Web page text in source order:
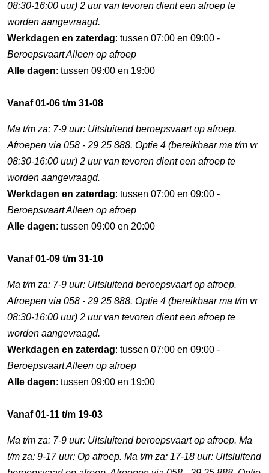
08:30-16:00 uur) 2 uur van tevoren dient een afroep te
worden aangevraagd.
Werkdagen en zaterdag: tussen 07:00 en 09:00 -
Beroepsvaart Alleen op afroep
Alle dagen: tussen 09:00 en 19:00
Vanaf 01-06 t/m 31-08
Ma t/m za: 7-9 uur: Uitsluitend beroepsvaart op afroep.
Afroepen via 058 - 29 25 888. Optie 4 (bereikbaar ma t/m vr
08:30-16:00 uur) 2 uur van tevoren dient een afroep te
worden aangevraagd.
Werkdagen en zaterdag: tussen 07:00 en 09:00 -
Beroepsvaart Alleen op afroep
Alle dagen: tussen 09:00 en 20:00
Vanaf 01-09 t/m 31-10
Ma t/m za: 7-9 uur: Uitsluitend beroepsvaart op afroep.
Afroepen via 058 - 29 25 888. Optie 4 (bereikbaar ma t/m vr
08:30-16:00 uur) 2 uur van tevoren dient een afroep te
worden aangevraagd.
Werkdagen en zaterdag: tussen 07:00 en 09:00 -
Beroepsvaart Alleen op afroep
Alle dagen: tussen 09:00 en 19:00
Vanaf 01-11 t/m 19-03
Ma t/m za: 7-9 uur: Uitsluitend beroepsvaart op afroep. Ma
t/m za: 9-17 uur: Op afroep. Ma t/m za: 17-18 uur: Uitsluitend